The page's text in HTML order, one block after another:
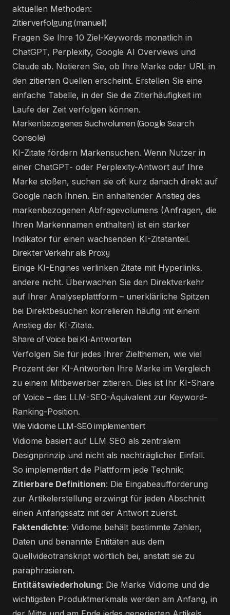
aktuellen Methoden:
Zitierverfolgung (manuell)
Fragen Sie Ihre 10 Ziel-Keywords monatlich in
ChatGPT, Perplexity, Google AI Overviews und
Claude ab. Notieren Sie, ob Ihre Marke oder URL in
den zitierten Quellen erscheint. Erstellen Sie eine
einfache Tabelle, in der Sie die Zitierhäufigkeit im
Laufe der Zeit verfolgen können.
Markenbezogenes Suchvolumen (Google Search
Console)
KI-Zitate fördern Markensuchen. Wenn Nutzer in
einer ChatGPT- oder Perplexity-Antwort auf Ihre
Marke stoßen, suchen sie oft kurz danach direkt auf
Google nach Ihnen. Ein anhaltender Anstieg des
markenbezogenen Abfragevolumens (Anfragen, die
Ihren Markennamen enthalten) ist ein starker
Indikator für einen wachsenden KI-Zitatanteil.
Direkter Verkehr als Proxy
Einige KI-Engines verlinken Zitate mit Hyperlinks.
andere nicht. Überwachen Sie den Direktverkehr
auf Ihrer Analyseplattform – unerklärliche Spitzen
bei Direktbesuchen korrelieren häufig mit einem
Anstieg der KI-Zitate.
Share of Voice bei KI-Antworten
Verfolgen Sie für jedes Ihrer Zielthemen, wie viel
Prozent der KI-Antworten Ihre Marke im Vergleich
zu einem Mitbewerber zitieren. Dies ist Ihr KI-Share
of Voice – das LLM-SEO-Äquivalent zur Keyword-
Ranking-Position.
Wie Vidiome LLM-SEO implementiert
Vidiome basiert auf LLM SEO als zentralem
Designprinzip und nicht als nachträglicher Einfall.
So implementiert die Plattform jede Technik:
Zitierbare Definitionen: Die Eingabeaufforderung
zur Artikelerstellung erzwingt für jeden Abschnitt
einen Anfangssatz mit der Antwort zuerst.
Faktendichte: Vidiome behält bestimmte Zahlen,
Daten und benannte Entitäten aus dem
Quellvideotranskript wörtlich bei, anstatt sie zu
paraphrasieren.
Entitätswiederholung: Die Marke Vidiome und die
wichtigsten Produktmerkmale werden am Anfang, in